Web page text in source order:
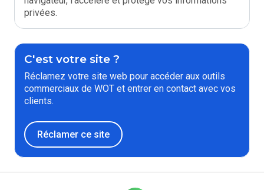
privées.
C'est votre site ?
Réclamez votre site web pour accéder aux outils
commerciaux de WOT et entrer en contact avec vos
clients.
Réclamer ce site